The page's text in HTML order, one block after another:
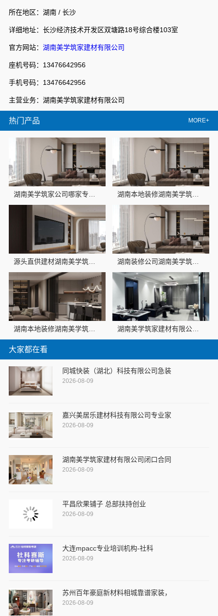
所在地区：湖南 / 长沙
详细地址：长沙经济技术开发区双塘路18号综合楼103室
官方网站： 湖南美学筑家建材有限公司
座机号码：13476642956
手机号码：13476642956
主营业务：湖南美学筑家建材有限公司
热门产品 MORE+
源头直供建材湖南美学筑家建材商铺装修，性价比之选
湖南本地装修湖南美学筑家建材有限公司商铺装修
大家都在看
同城快装（湖北）科技有限公司急装
2026-08-09
嘉兴美居乐建材科技有限公司专业家
2026-08-09
湖南美学筑家建材有限公司闭口合同
2026-08-09
平昌欣果铺子 总部扶持创业
2026-08-09
大连mpacc专业培训机构-社科
2026-08-09
苏州百年豪庭新材料相城靠谱家装，
2026-08-09